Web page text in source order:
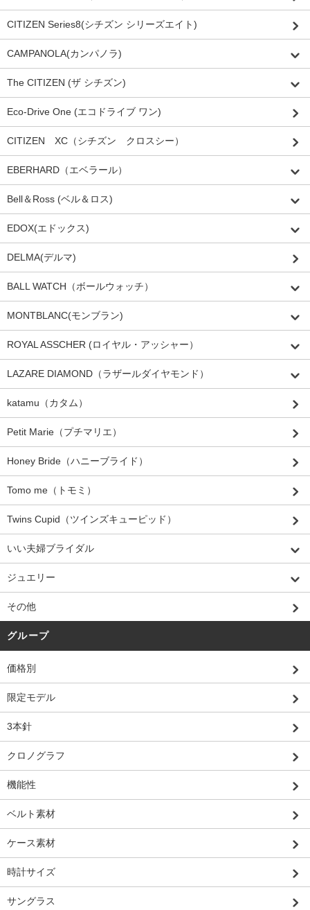
CITIZEN Series8(シチズン シリーズエイト)
CAMPANOLA(カンパノラ)
The CITIZEN (ザ シチズン)
Eco-Drive One (エコドライブ ワン)
CITIZEN XC（シチズン クロスシー）
EBERHARD（エベラール）
Bell＆Ross (ベル＆ロス)
EDOX(エドックス)
DELMA(デルマ)
BALL WATCH（ボールウォッチ）
MONTBLANC(モンブラン)
ROYAL ASSCHER (ロイヤル・アッシャー）
LAZARE DIAMOND（ラザールダイヤモンド）
katamu（カタム）
Petit Marie（プチマリエ）
Honey Bride（ハニーブライド）
Tomo me（トモミ）
Twins Cupid（ツインズキューピッド）
いい夫婦ブライダル
ジュエリー
その他
グループ
価格別
限定モデル
3本針
クロノグラフ
機能性
ベルト素材
ケース素材
時計サイズ
サングラス